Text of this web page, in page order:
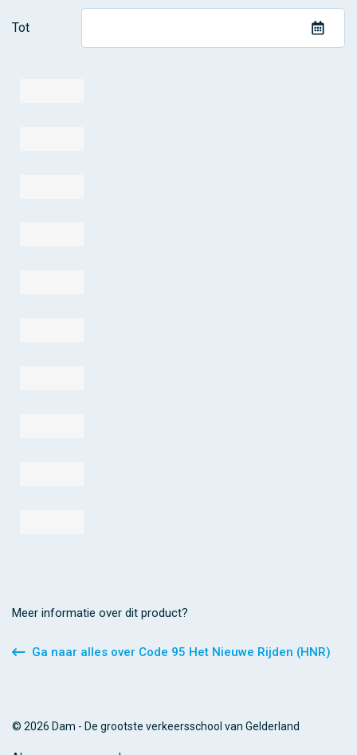
Tot
Meer informatie over dit product?
Ga naar alles over Code 95 Het Nieuwe Rijden (HNR)
© 2026 Dam - De grootste verkeersschool van Gelderland